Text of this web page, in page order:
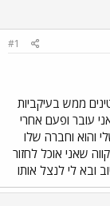
#1
ממש בעיקביות
עובר ופעם אחרי
והוא וחברה שלו
שאני אוכל לחזור
ובא לי לנצל אותו